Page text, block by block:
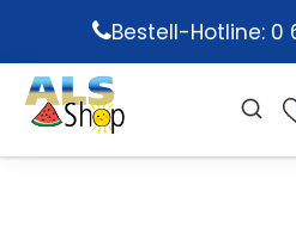
main
content
Bestell-Hotline: 0